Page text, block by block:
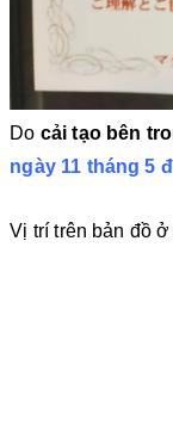
Do cải tạo bên
ngày 11 tháng 5
Vị trí trên bản đồ ở